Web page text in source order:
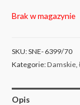
Brak w magazynie
SKU:SNE- 6399/70
Kategorie:Damskie
Opis